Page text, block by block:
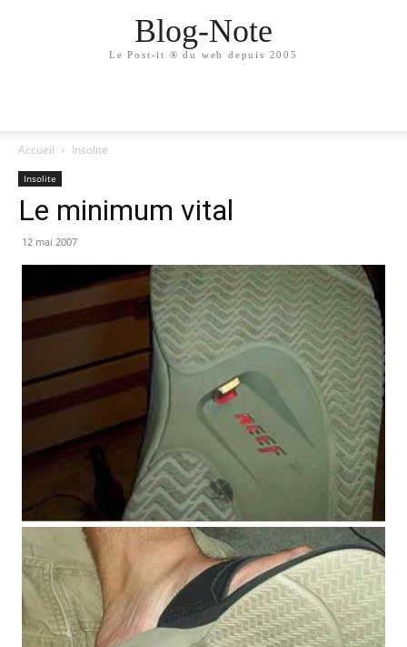
Blog-Note
Le Post-it ® du web depuis 2005
Accueil Insolite
Insolite
Le minimum vital
12 mai 2007